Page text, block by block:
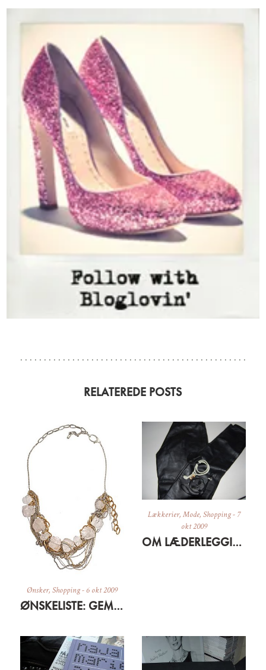
RELATEREDE POSTS
Ønsker, Shopping- 6 okt 2009
ØNSKELISTE: GEMMA REDUX BLING
Lækkerier, Mode, Shopping- 7
okt 2009
OM LÆDERLEGGINS OG GRÆSKARSUPPE